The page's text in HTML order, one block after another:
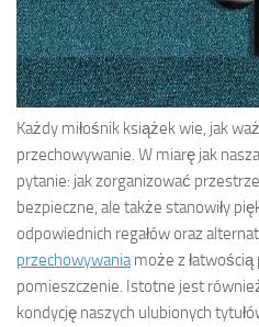
Każdy miłośnik książek wie, jak
przechowywanie. W miarę jak
pytanie: jak zorganizować
bezpieczne, ale także stanowiły
odpowiednich regałów oraz
przechowywaniamoże z łatwością
pomieszczenie. Istotne jest
kondycję naszych ulubionych